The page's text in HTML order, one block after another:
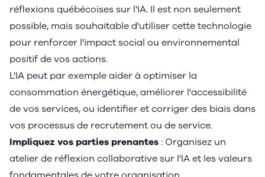
réflexions québécoises sur l'IA. Il est non seulement
possible, mais souhaitable d'utiliser cette technologie
pour renforcer l'impact social ou environnemental
positif de vos actions.
L'IA peut par exemple aider à optimiser la
consommation énergétique, améliorer l'accessibilité
de vos services, ou identifier et corriger des biais dans
vos processus de recrutement ou de service.
Impliquez vos parties prenantes : Organisez un
atelier de réflexion collaborative sur l'IA et les valeurs